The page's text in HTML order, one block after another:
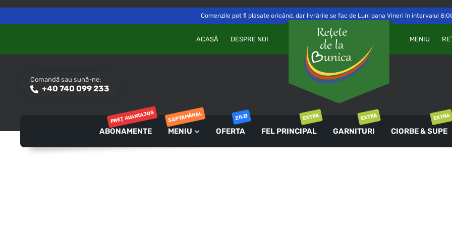
Delivery toSăvinești, NT Switch
Comenzile pot fi plasate oricând, dar livrările se fac de Luni pana Vineri în intervalul
MENIU
ACASĂ DESPRE NOI
Comandă sau sună-ne:
+40 740 099 233
PAROLĂ
AUTENTIFICARE
Ai uitat parola?
ABONAMENTE
PREȚ AVANTAJOS
MENIU
SĂPTĂMÂNAL
OFERTA
ZILEI
FEL PRINCIPAL
EXTRA
GARNITURI
EXTRA
CIORBE & SUPE
EXTRA